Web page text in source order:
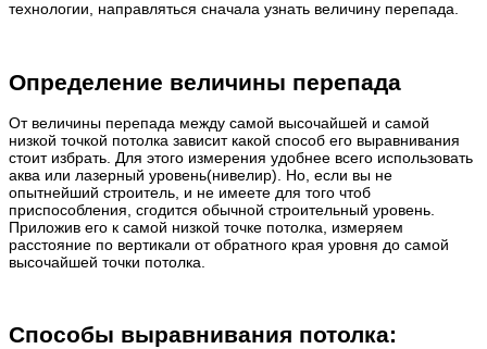
технологии, направляться сначала узнать величину перепада.
Определение величины перепада
От величины перепада между самой высочайшей и самой
низкой точкой потолка зависит какой способ его выравнивания
стоит избрать. Для этого измерения удобнее всего использовать
аква или лазерный уровень(нивелир). Но, если вы не
опытнейший строитель, и не имеете для того чтоб
приспособления, сгодится обычной строительный уровень.
Приложив его к самой низкой точке потолка, измеряем
расстояние по вертикали от обратного края уровня до самой
высочайшей точки потолка.
Способы выравнивания потолка: